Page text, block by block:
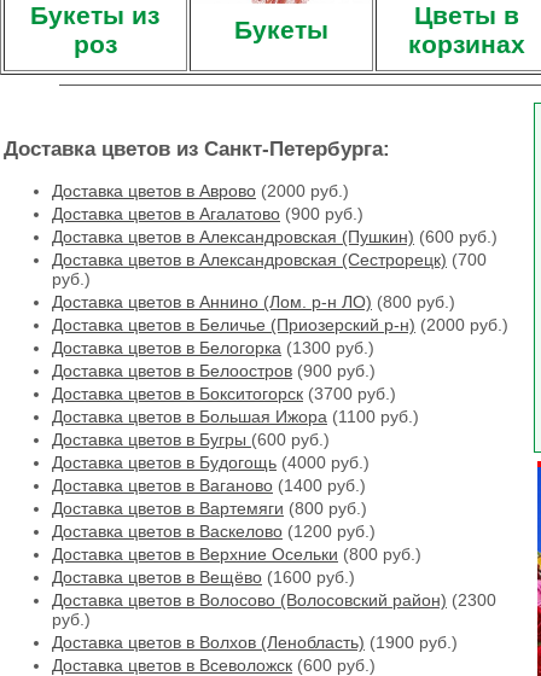
Букеты из
роз
Букеты
Цветы в
корзинах
Доставка цветов из Санкт-Петербурга:
Доставка цветов в Аврово (2000 руб.)
Доставка цветов в Агалатово (900 руб.)
Доставка цветов в Александровская (Пушкин) (600 руб.)
Доставка цветов в Александровская (Сестрорецк) (700
руб.)
Доставка цветов в Аннино (Лом. р-н ЛО) (800 руб.)
Доставка цветов в Беличье (Приозерский р-н) (2000 руб.)
Доставка цветов в Белогорка (1300 руб.)
Доставка цветов в Белоостров (900 руб.)
Доставка цветов в Бокситогорск (3700 руб.)
Доставка цветов в Большая Ижора (1100 руб.)
Доставка цветов в Бугры (600 руб.)
Доставка цветов в Будогощь (4000 руб.)
Доставка цветов в Ваганово (1400 руб.)
Доставка цветов в Вартемяги (800 руб.)
Доставка цветов в Васкелово (1200 руб.)
Доставка цветов в Верхние Осельки (800 руб.)
Доставка цветов в Вещёво (1600 руб.)
Доставка цветов в Волосово (Волосовский район) (2300
руб.)
Доставка цветов в Волхов (Ленобласть) (1900 руб.)
Доставка цветов в Всеволожск (600 руб.)